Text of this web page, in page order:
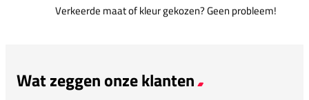
Verkeerde maat of kleur gekozen? Geen probleem!
Wat zeggen onze klanten